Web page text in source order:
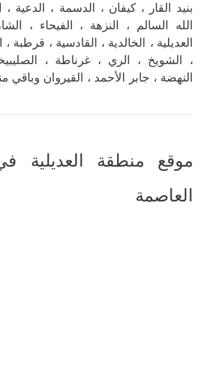
بنيد القار ، كيفان ، الدسمة ، الدعية
الله السالم ، النزهة ، الفيحاء ،
العديلية ، الخالدية ، القادسية ، قرطبة
، الشويخ ، الري ، غرناطة ،
النهضة ، جابر الأحمد ، القيروان وباقي
موقع منطقة العديلية
العاصمة